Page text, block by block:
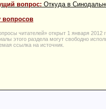
вопрос: Откуда в
вопросов
читателей» открыт 1 января 2012
этого раздела могут свободно
ссылка на источник.